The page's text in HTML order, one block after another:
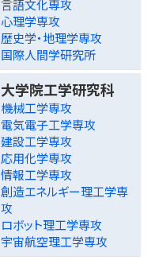
言語文化専攻
心理学専攻
歴史学・地理学専攻
国際人間学研究所
大学院工学研究科
機械工学専攻
電気電子工学専攻
建設工学専攻
応用化学専攻
情報工学専攻
創造エネルギー理工学専
攻
ロボット理工学専攻
宇宙航空理工学専攻